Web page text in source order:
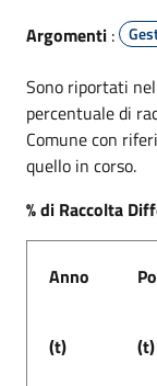
Argomenti :
Sono riportati
percentuale di
Comune con
quello in corso.
% di Raccolta
Anno
(t) (t)